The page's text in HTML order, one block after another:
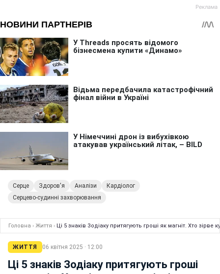
Серце Здоров'я Аналізи
Кардіолог
Серцево-судинні захворювання
Головна › Життя › Ці 5 знаків Зодіаку притягують гроші як магніт. Хто зірве
ЖИТТЯ 06 квітня 2025 · 12:00
Ці 5 знаків Зодіаку притягують гроші